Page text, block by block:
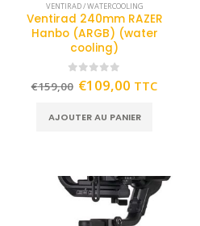
VENTIRAD / WATERCOOLING
Ventirad 240mm RAZER
Hanbo (ARGB) (water
cooling)
out of 5
€159,00 €109,00 TTC
AJOUTER AU PANIER